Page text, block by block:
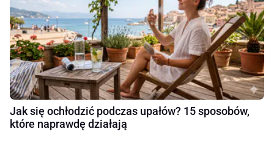
Jak się ochłodzić podczas upałów? 15 sposobów,
które naprawdę działają